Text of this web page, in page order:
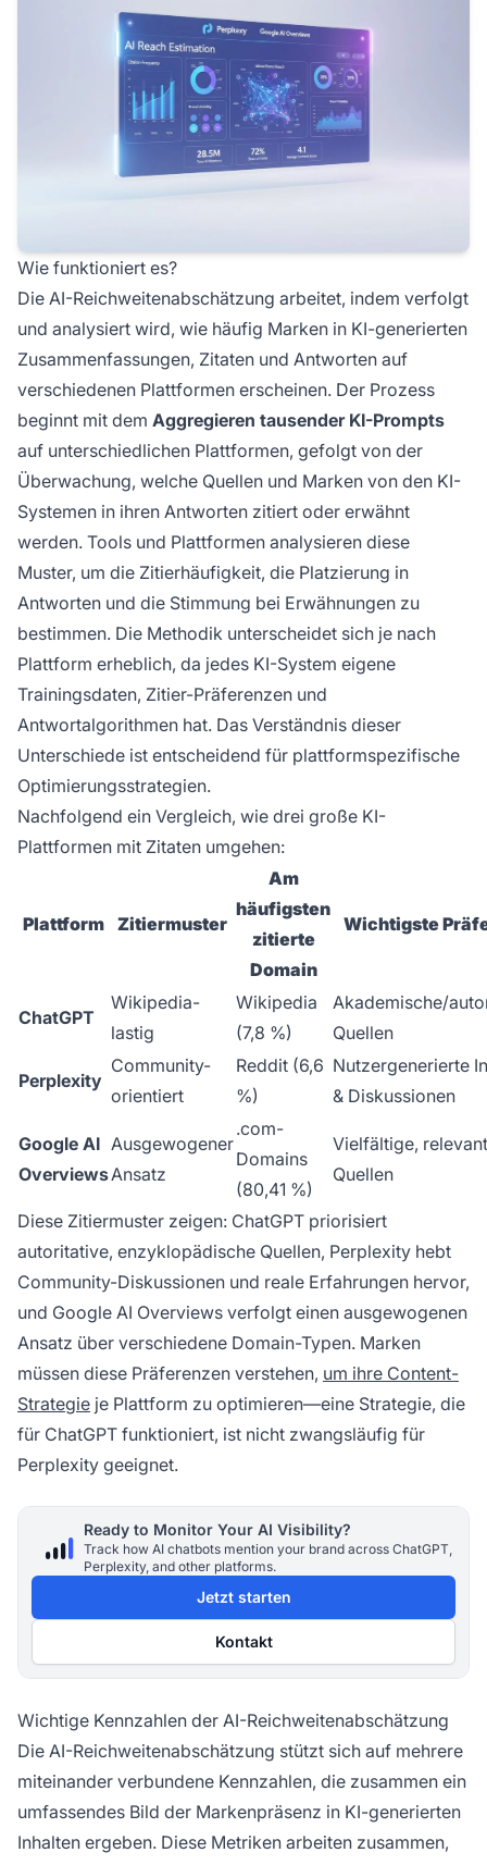
Wie funktioniert es?
Die AI-Reichweitenabschätzung arbeitet, indem verfolgt
und analysiert wird, wie häufig Marken in KI-generierten
Zusammenfassungen, Zitaten und Antworten auf
verschiedenen Plattformen erscheinen. Der Prozess
beginnt mit dem Aggregieren tausender KI-Prompts
auf unterschiedlichen Plattformen, gefolgt von der
Überwachung, welche Quellen und Marken von den KI-
Systemen in ihren Antworten zitiert oder erwähnt
werden. Tools und Plattformen analysieren diese
Muster, um die Zitierhäufigkeit, die Platzierung in
Antworten und die Stimmung bei Erwähnungen zu
bestimmen. Die Methodik unterscheidet sich je nach
Plattform erheblich, da jedes KI-System eigene
Trainingsdaten, Zitier-Präferenzen und
Antwortalgorithmen hat. Das Verständnis dieser
Unterschiede ist entscheidend für plattformspezifische
Optimierungsstrategien.
Nachfolgend ein Vergleich, wie drei große KI-
Plattformen mit Zitaten umgehen:
Plattform Zitiermuster
Am
häufigsten
zitierte
Domain
Wichtigste
ChatGPT
Wikipedia-
lastig
Wikipedia
(7,8 %)
Akademische/
Quellen
Perplexity
Community-
orientiert
Reddit (6,6
%)
Nutzergenerierte
& Diskussionen
Google AI
Overviews
Ausgewogener
Ansatz
.com-
Domains
(80,41 %)
Vielfältige,
Quellen
Diese Zitiermuster zeigen: ChatGPT priorisiert
autoritative, enzyklopädische Quellen, Perplexity hebt
Community-Diskussionen und reale Erfahrungen hervor,
und Google AI Overviews verfolgt einen ausgewogenen
Ansatz über verschiedene Domain-Typen. Marken
müssen diese Präferenzen verstehen, um ihre Content-
Strategie je Plattform zu optimieren—eine Strategie, die
für ChatGPT funktioniert, ist nicht zwangsläufig für
Perplexity geeignet.
Ready to Monitor Your AI Visibility?
Track how AI chatbots mention your brand across ChatGPT,
Perplexity, and other platforms.
Jetzt starten
Kontakt
Wichtige Kennzahlen der AI-Reichweitenabschätzung
Die AI-Reichweitenabschätzung stützt sich auf mehrere
miteinander verbundene Kennzahlen, die zusammen ein
umfassendes Bild der Markenpräsenz in KI-generierten
Inhalten ergeben. Diese Metriken arbeiten zusammen,